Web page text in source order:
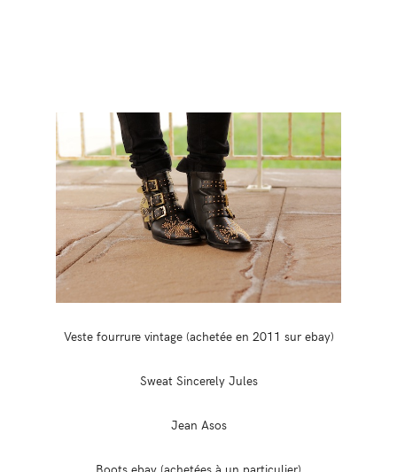
Veste fourrure vintage (achetée en 2011 sur ebay)
Sweat Sincerely Jules
Jean Asos
Boots ebay (achetées à un particulier)